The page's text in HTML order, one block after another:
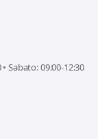
Sabato: 09:00-12:30